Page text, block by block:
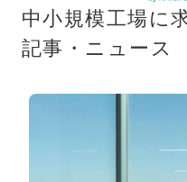
中小規模工場に
記事・ニュース